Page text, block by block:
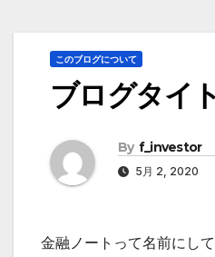
このブログについて
ブログタイ
By f_investor
5月 2, 2020
金融ノートって名前にし